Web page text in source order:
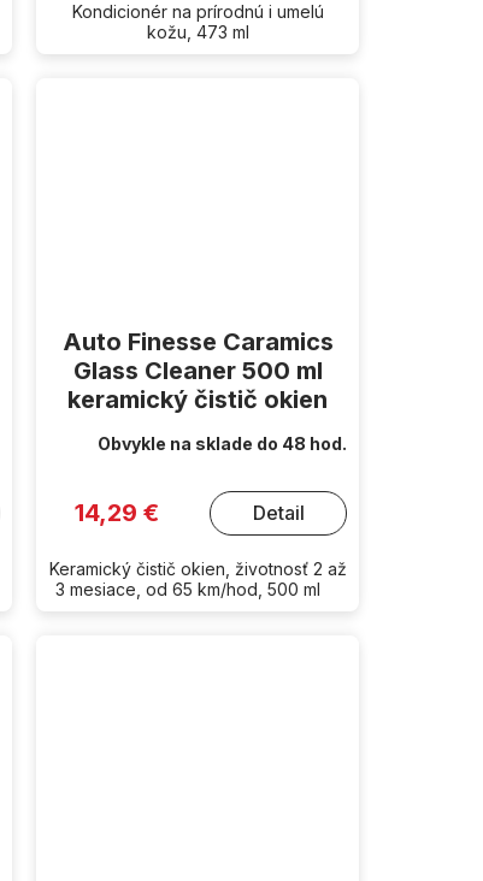
Kondicionér na prírodnú i umelú
kožu, 473 ml
Auto Finesse Caramics
Glass Cleaner 500 ml
keramický čistič okien
Obvykle na sklade do 48 hod.
14,29 € Detail
Keramický čistič okien, životnosť 2 až
3 mesiace, od 65 km/hod, 500 ml